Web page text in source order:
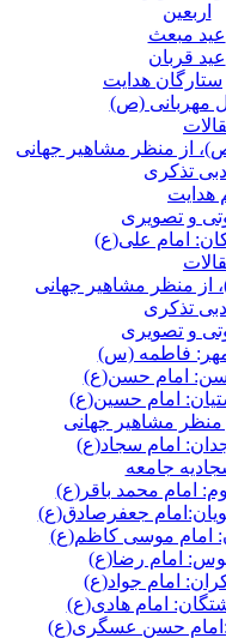
اربعین
عید مبعث
عید قربان
ستارگان هدایت
مهربانی (ص)
از منظر مشاهیر جهانی
تذکری
هدایت
و تصویری
امام علی(ع)
از منظر مشاهیر جهانی
تذکری
و تصویری
مهر: فاطمه (س)
امام حسن(ع)
امام حسین(ع)
منظر مشاهیر جهانی
امام سجاد(ع)
جامعه
امام محمد باقر(ع)
جعفرصادق(ع)
امام موسی کاظم(ع)
امام رضا(ع)
امام جواد(ع)
امام هادی(ع)
حسن عسگری(ع)